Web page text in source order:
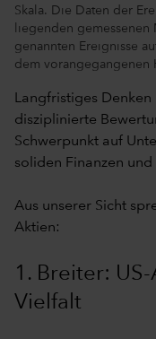
Skala. Die Daten der
liegenden
genannten Ereignisse
dem vorangegangenen
Langfristiges
disziplinierte
Schwerpunkt auf
soliden Finanzen und
Aus unserer Sicht
Aktien:
1. Breiter:
Vielfalt